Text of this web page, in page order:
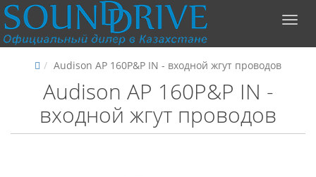
Audison AP 160P&P IN - входной жгут проводов
Audison AP 160P&P IN -
входной жгут проводов